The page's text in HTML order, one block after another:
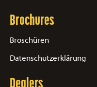
Brochures
Broschüren
Datenschutzerklärung
Dealers